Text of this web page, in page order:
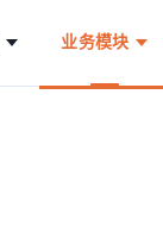
业务模块